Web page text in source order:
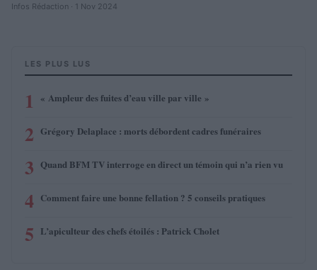
Infos Rédaction · 1 Nov 2024
LES PLUS LUS
1 « Ampleur des fuites d’eau ville par ville »
2 Grégory Delaplace : morts débordent cadres funéraires
3 Quand BFM TV interroge en direct un témoin qui n’a rien vu
4 Comment faire une bonne fellation ? 5 conseils pratiques
5 L’apiculteur des chefs étoilés : Patrick Cholet